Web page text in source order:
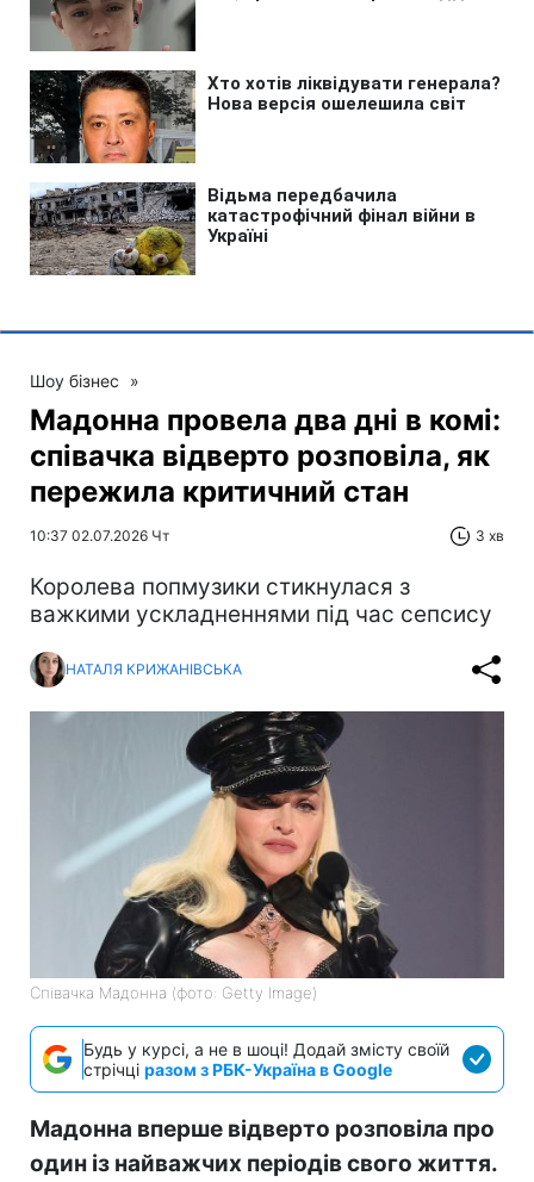
Шоу бізнес »
Мадонна провела два дні в комі:
співачка відверто розповіла, як
пережила критичний стан
10:37 02.07.2026 Чт 3 хв
Королева попмузики стикнулася з
важкими ускладненнями під час сепсису
НАТАЛЯ КРИЖАНІВСЬКА
Співачка Мадонна (фото: Getty Image)
Будь у курсі, а не в шоці! Додай змісту своїй
стрічці разом з РБК-Україна в Google
Мадонна вперше відверто розповіла про
один із найважчих періодів свого життя.